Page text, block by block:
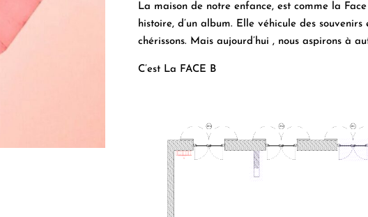
La maison de notre enfance, est comme la
histoire, d’un album. Elle véhicule des souvenirs
chérissons. Mais aujourd’hui , nous aspirons à
C’est La FACE B